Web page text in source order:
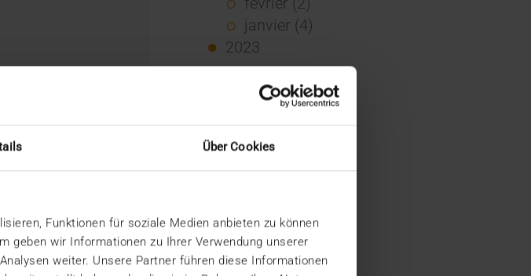
Über Cookies
Funktionen für soziale Medien anbieten zu können
geben wir Informationen zu Ihrer Verwendung unserer
weiter. Unsere Partner führen diese Informationen
janvier (4)
2023
novembre (5)
août (1)
mars (1)
février (1)